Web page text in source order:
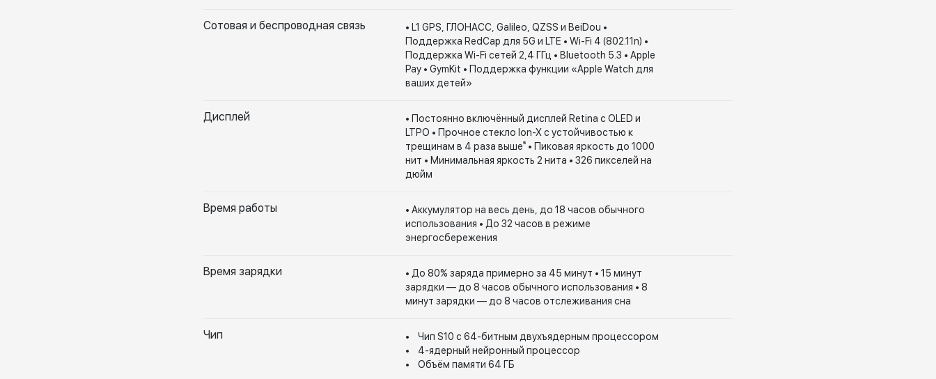
Сотовая и беспроводная связь
• L1 GPS, ГЛОНАСС, Galileo, QZSS и BeiDou •
Поддержка RedCap для 5G и LTE • Wi-Fi 4 (802.11n) •
Поддержка Wi-Fi сетей 2,4 ГГц • Bluetooth 5.3 • Apple
Pay • GymKit • Поддержка функции «Apple Watch для
ваших детей»
Дисплей
• Постоянно включённый дисплей Retina с OLED и
LTPO • Прочное стекло Ion-X с устойчивостью к
трещинам в 4 раза выше⁵ • Пиковая яркость до 1000
нит • Минимальная яркость 2 нита • 326 пикселей на
дюйм
Время работы
• Аккумулятор на весь день, до 18 часов обычного
использования • До 32 часов в режиме
энергосбережения
Время зарядки
• До 80% заряда примерно за 45 минут • 15 минут
зарядки — до 8 часов обычного использования • 8
минут зарядки — до 8 часов отслеживания сна
Чип
• Чип S10 с 64-битным двухъядерным процессором
• 4-ядерный нейронный процессор
• Объём памяти 64 ГБ